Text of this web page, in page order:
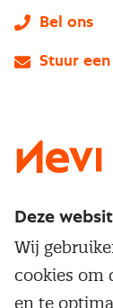
Service &
Over inkoop
Populaire
Bel ons
Stuur een
Deze
Wij
cookies om
en te